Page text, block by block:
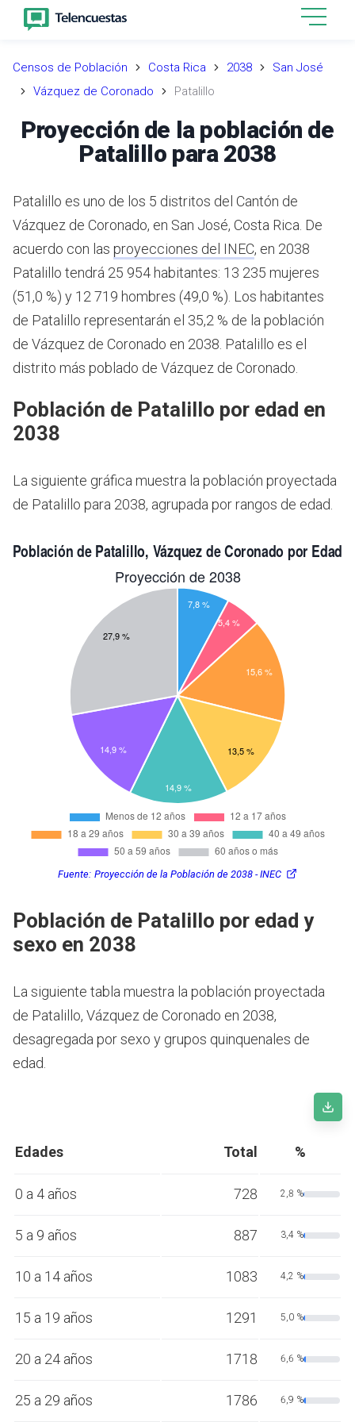
Censos de Población Costa Rica 2038
San José
Vázquez de Coronado
Patalillo
Proyección de la población de
Patalillo para 2038
Patalillo es uno de los 5 distritos del Cantón de
Vázquez de Coronado, en San José, Costa Rica. De
acuerdo con las proyecciones del INEC, en 2038
Patalillo tendrá 25 954 habitantes: 13 235 mujeres
(51,0 %) y 12 719 hombres (49,0 %). Los habitantes
de Patalillo representarán el 35,2 % de la población
de Vázquez de Coronado en 2038. Patalillo es el
distrito más poblado de Vázquez de Coronado.
Población de Patalillo por edad en
2038
La siguiente gráfica muestra la población proyectada
de Patalillo para 2038, agrupada por rangos de edad.
Fuente: Proyección de la Población de 2038 - INEC
Población de Patalillo por edad y
sexo en 2038
La siguiente tabla muestra la población proyectada
de Patalillo, Vázquez de Coronado en 2038,
desagregada por sexo y grupos quinquenales de
edad.
Edades Total %
0 a 4 años 728 2,8 %
5 a 9 años 887 3,4 %
10 a 14 años 1083 4,2 %
15 a 19 años 1291 5,0 %
20 a 24 años 1718 6,6 %
25 a 29 años 1786 6,9 %